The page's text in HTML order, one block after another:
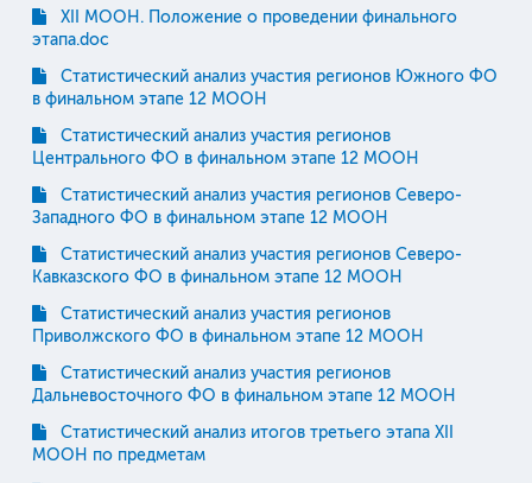
XII МООН. Положение о проведении финального
этапа.doc
Статистический анализ участия регионов Южного ФО
в финальном этапе 12 МООН
Статистический анализ участия регионов
Центрального ФО в финальном этапе 12 МООН
Статистический анализ участия регионов Северо-
Западного ФО в финальном этапе 12 МООН
Статистический анализ участия регионов Северо-
Кавказского ФО в финальном этапе 12 МООН
Статистический анализ участия регионов
Приволжского ФО в финальном этапе 12 МООН
Статистический анализ участия регионов
Дальневосточного ФО в финальном этапе 12 МООН
Статистический анализ итогов третьего этапа XII
МООН по предметам